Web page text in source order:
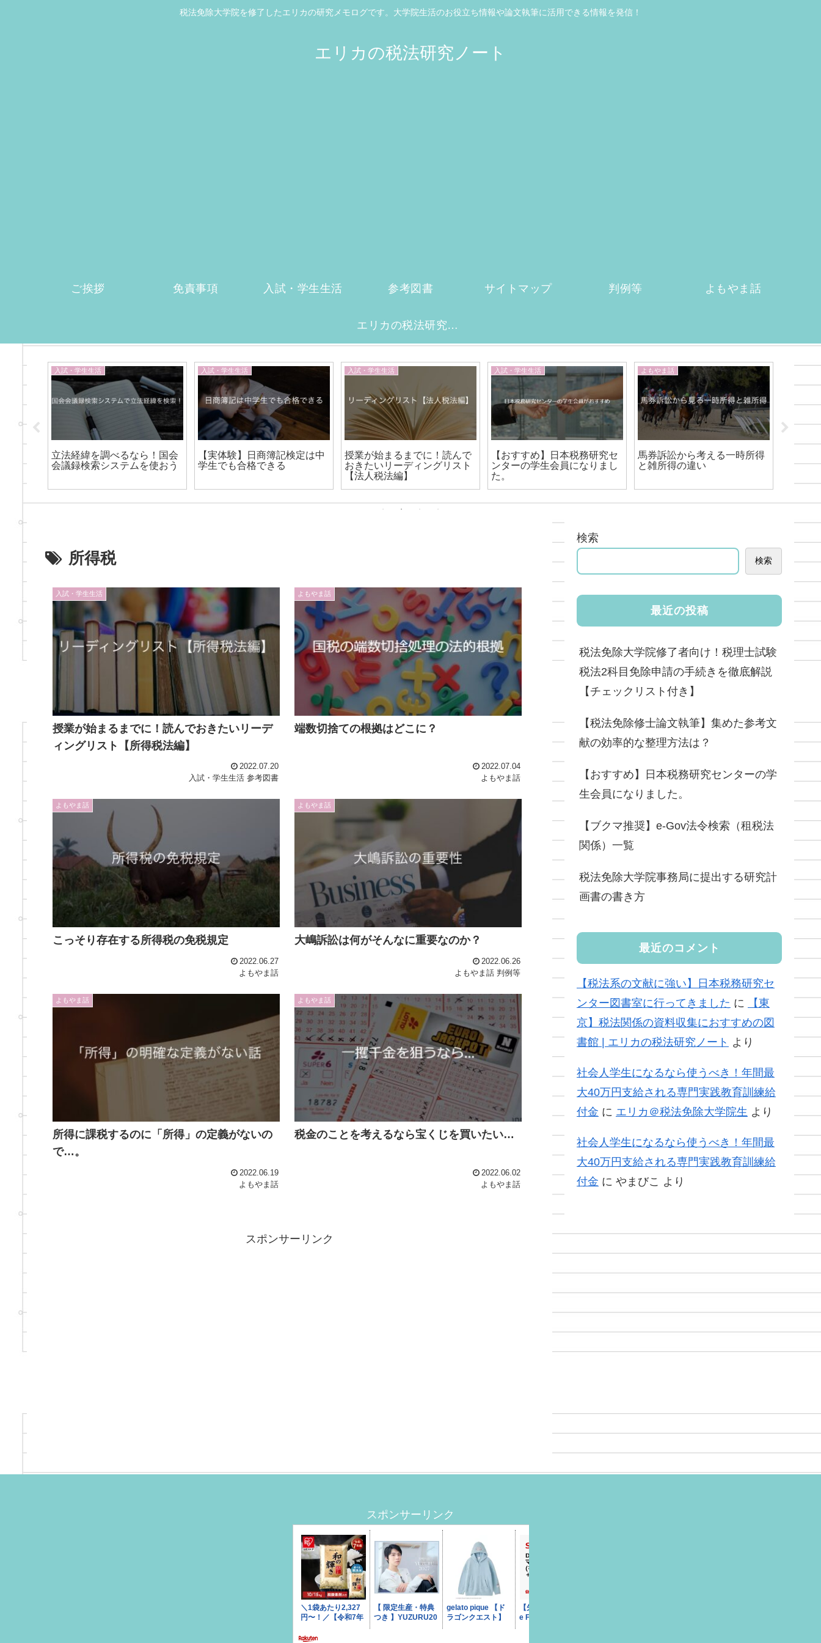
税法免除大学院を修了したエリカの研究メモログです。大学院生活のお役立ち情報や論文執筆に活用できる情報を発信！
エリカの税法研究ノート
ご挨拶 免責事項 入試・学生生活 参考図書 サイトマップ 判例等 よもやま話
エリカの税法研究ノートへようこそ
入試・学生生活
立法経緯を調べるなら！国会
会議録検索システムを使おう
入試・学生生活
【実体験】日商簿記検定は中
学生でも合格できる
入試・学生生活
授業が始まるまでに！読んで
おきたいリーディングリスト
【法人税法編】
入試・学生生活
【おすすめ】日本税務研究セ
ンターの学生会員になりまし
た。
よもやま話
馬券訴訟から考える一時所得
と雑所得の違い
に実務
所得税
入試・学生生活
授業が始まるまでに！読んでおきたいリーデ
ィングリスト【所得税法編】
2022.07.20
入試・学生生活 参考図書
よもやま話
端数切捨ての根拠はどこに？
2022.07.04
よもやま話
よもやま話
こっそり存在する所得税の免税規定
2022.06.27
よもやま話
よもやま話
大嶋訴訟は何がそんなに重要なのか？
2022.06.26
よもやま話 判例等
よもやま話
所得に課税するのに「所得」の定義がないの
で…。
2022.06.19
よもやま話
よもやま話
税金のことを考えるなら宝くじを買いたい…
2022.06.02
よもやま話
スポンサーリンク
検索
検索
最近の投稿
税法免除大学院修了者向け！税理士試験
税法2科目免除申請の手続きを徹底解説
【チェックリスト付き】
【税法免除修士論文執筆】集めた参考文
献の効率的な整理方法は？
【おすすめ】日本税務研究センターの学
生会員になりました。
【ブクマ推奨】e-Gov法令検索（租税法
関係）一覧
税法免除大学院事務局に提出する研究計
画書の書き方
最近のコメント
【税法系の文献に強い】日本税務研究セ
ンター図書室に行ってきました に
【東
京】税法関係の資料収集におすすめの図
書館 | エリカの税法研究ノート より
社会人学生になるなら使うべき！年間最
大40万円支給される専門実践教育訓練給
付金 に エリカ＠税法免除大学院生 より
社会人学生になるなら使うべき！年間最
大40万円支給される専門実践教育訓練給
付金 に やまびこ より
スポンサーリンク